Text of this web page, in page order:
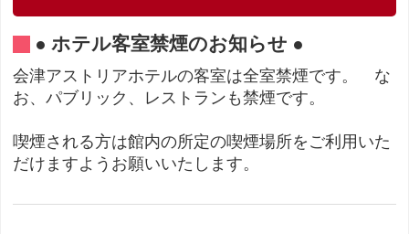
● ホテル客室禁煙のお知らせ ●
会津アストリアホテルの客室は全室禁煙です。 な
お、パブリック、レストランも禁煙です。
喫煙される方は館内の所定の喫煙場所をご利用いた
だけますようお願いいたします。